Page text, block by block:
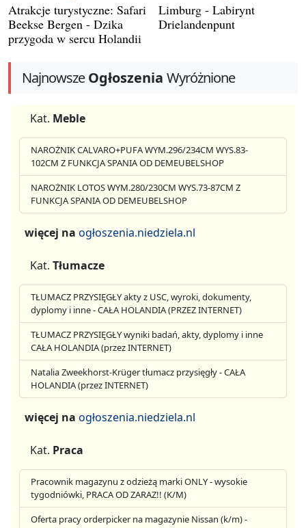
Atrakcje turystyczne: Safari
Beekse Bergen - Dzika
przygoda w sercu Holandii
Limburg - Labirynt
Drielandenpunt
NajnowszeOgłoszenia Wyróżnione
Kat. Meble
NAROŻNIK CALVARO+PUFA WYM.296/234CM WYS.83-
102CM Z FUNKCJA SPANIA OD DEMEUBELSHOP
NAROŻNIK LOTOS WYM.280/230CM WYS.73-87CM Z
FUNKCJA SPANIA OD DEMEUBELSHOP
więcej na ogłoszenia.niedziela.nl
Kat. Tłumacze
TŁUMACZ PRZYSIĘGŁY akty z USC, wyroki, dokumenty,
dyplomy i inne - CAŁA HOLANDIA (PRZEZ INTERNET)
TŁUMACZ PRZYSIĘGŁY wyniki badań, akty, dyplomy i inne
CAŁA HOLANDIA (przez INTERNET)
Natalia Zweekhorst-Krüger tłumacz przysięgły - CAŁA
HOLANDIA (przez INTERNET)
więcej na ogłoszenia.niedziela.nl
Kat. Praca
Pracownik magazynu z odzieżą marki ONLY - wysokie
tygodniówki, PRACA OD ZARAZ!! (K/M)
Oferta pracy orderpicker na magazynie Nissan (k/m) -